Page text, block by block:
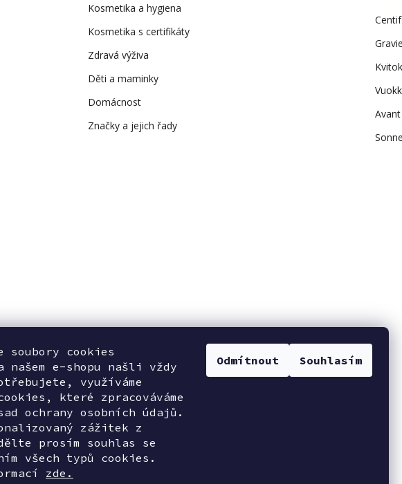
soubory cookies
našem e-shopu našli vždy
využíváme
které zpracováváme
ochrany osobních údajů.
zážitek z
prosím souhlas se
všech typů cookies.
zde.
Odmítnout Souhlasím
Kosmetika a hygiena
Kosmetika s certifikáty
Zdravá výživa
Děti a maminky
Domácnost
Značky a jejich řady
Kvitok